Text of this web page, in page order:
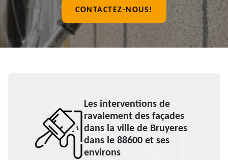
CONTACTEZ-NOUS!
Les interventions de
ravalement des façades
dans la ville de Bruyeres
dans le 88600 et ses
environs